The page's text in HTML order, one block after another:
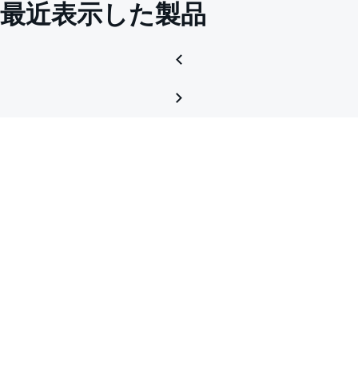
最近表示した製品